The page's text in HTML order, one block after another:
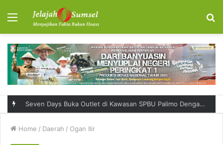
Menu
RSUD Talang Ubi Permudah Masyarakat Sampaikan Keluhan Lewat Kanal Pengaduan Resmi
Home / Daerah / Ogan Ilir